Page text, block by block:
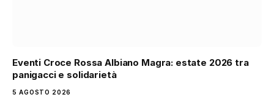
Eventi Croce Rossa Albiano Magra: estate 2026 tra
panigacci e solidarietà
5 AGOSTO 2026